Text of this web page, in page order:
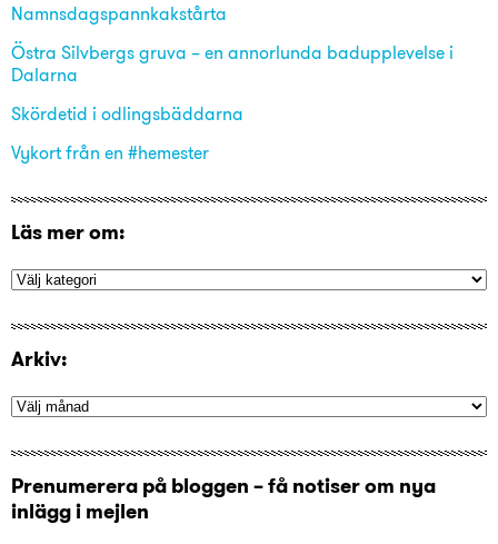
Namnsdagspannkakstårta
Östra Silvbergs gruva – en annorlunda badupplevelse i
Dalarna
Skördetid i odlingsbäddarna
Vykort från en #hemester
Läs mer om:
Arkiv:
Prenumerera på bloggen – få notiser om nya
inlägg i mejlen